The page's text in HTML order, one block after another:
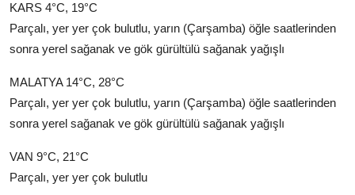
KARS 4°C, 19°C
Parçalı, yer yer çok bulutlu, yarın (Çarşamba) öğle saatlerinden
sonra yerel sağanak ve gök gürültülü sağanak yağışlı
MALATYA 14°C, 28°C
Parçalı, yer yer çok bulutlu, yarın (Çarşamba) öğle saatlerinden
sonra yerel sağanak ve gök gürültülü sağanak yağışlı
VAN 9°C, 21°C
Parçalı, yer yer çok bulutlu